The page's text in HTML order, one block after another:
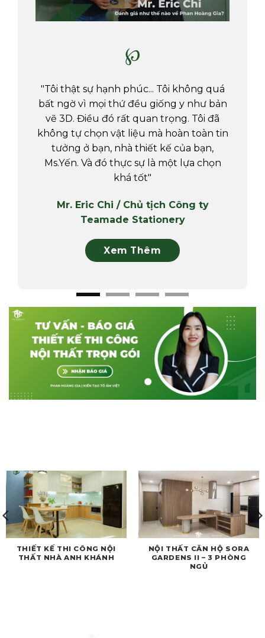
℘
"Tôi thật sự hạnh phúc... Tôi không quá
bất ngờ vì mọi thứ đều giống y như bản
vẽ 3D. Điều đó rất quan trọng. Tôi đã
không tự chọn vật liệu mà hoàn toàn tin
tưởng ở bạn, nhà thiết kế của bạn,
Ms.Yến. Và đó thực sự là một lựa chọn
khá tốt"
Mr. Eric Chi / Chủ tịch Công ty
Teamade Stationery
Xem Thêm
THIẾT KẾ THI CÔNG NỘI
THẤT NHÀ ANH KHÁNH
NỘI THẤT CĂN HỘ SORA
GARDENS II – 3 PHÒNG
NGỦ